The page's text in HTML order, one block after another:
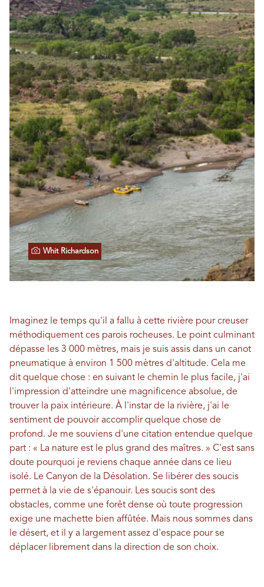
Whit Richardson
Imaginez le temps qu'il a fallu à cette rivière pour creuser
méthodiquement ces parois rocheuses. Le point culminant
dépasse les 3 000 mètres, mais je suis assis dans un canot
pneumatique à environ 1 500 mètres d'altitude. Cela me
dit quelque chose : en suivant le chemin le plus facile, j'ai
l'impression d'atteindre une magnificence absolue, de
trouver la paix intérieure. À l'instar de la rivière, j'ai le
sentiment de pouvoir accomplir quelque chose de
profond. Je me souviens d'une citation entendue quelque
part : « La nature est le plus grand des maîtres. » C'est sans
doute pourquoi je reviens chaque année dans ce lieu
isolé. Le Canyon de la Désolation. Se libérer des soucis
permet à la vie de s'épanouir. Les soucis sont des
obstacles, comme une forêt dense où toute progression
exige une machette bien affûtée. Mais nous sommes dans
le désert, et il y a largement assez d'espace pour se
déplacer librement dans la direction de son choix.